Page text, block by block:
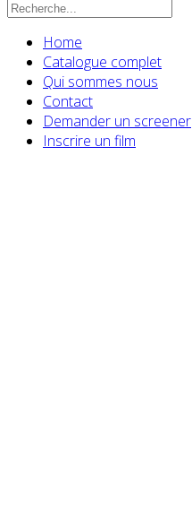
Home
Catalogue complet
Qui sommes nous
Contact
Demander un screener
Inscrire un film